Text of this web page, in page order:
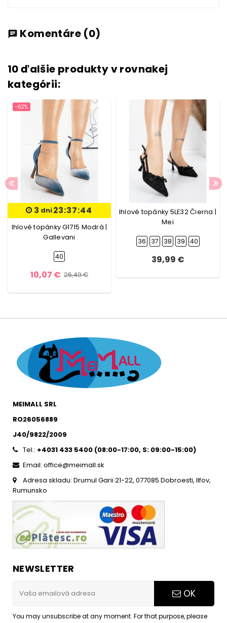
chat Komentáre (0)
10 ďalšie produkty v rovnakej
kategórii:
-62%
3 dni23:37:43
Ihlové topánky G1715 Modrá |
Gallevani
40
10,07 € 26,49 €
Ihlové topánky 5LE32 Čierna |
Mei
36 37 38 39 40
39,99 €
MEIMALL SRL
RO26056889
J40/9822/2009
Tel.: +4031 433 5400 (08:00-17:00, S: 09:00-15:00)
Email: office@meimall.sk
Adresa skladu: Drumul Garii 21-22, 077085 Dobroesti, Ilfov,
Rumunsko
NEWSLETTER
OK
You may unsubscribe at any moment. For that purpose, please